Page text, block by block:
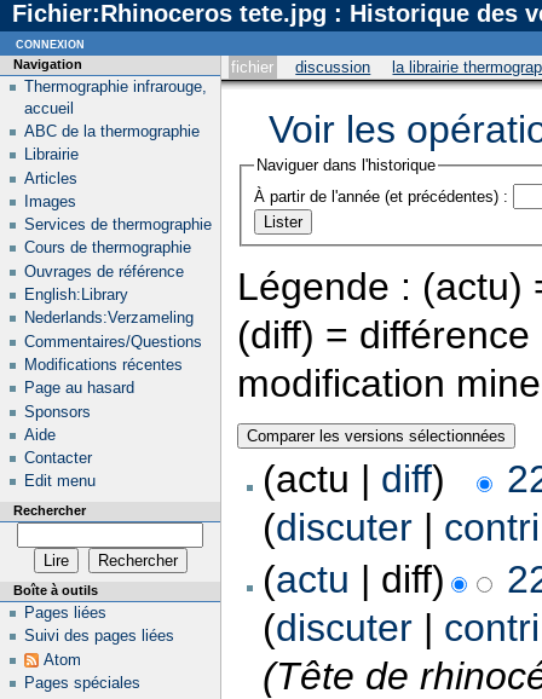
Fichier:Rhinoceros tete.jpg : Historique des
fichier discussion la librairie
Voir les
Naviguer dans l'historique
À partir de l'année (et précédentes) :
Légende : (actu)
(diff) =
modification
(actu | diff)
(discuter|
(actu | diff)
(discuter|
(Tête de
Navigation
Thermographie infrarouge,
accueil
ABC de la thermographie
Librairie
Articles
Images
Services de thermographie
Cours de thermographie
Ouvrages de référence
English:Library
Nederlands:Verzameling
Commentaires/Questions
Modifications récentes
Page au hasard
Sponsors
Aide
Contacter
Edit menu
Rechercher
Boîte à outils
Pages liées
Suivi des pages liées
Atom
Pages spéciales
connexion